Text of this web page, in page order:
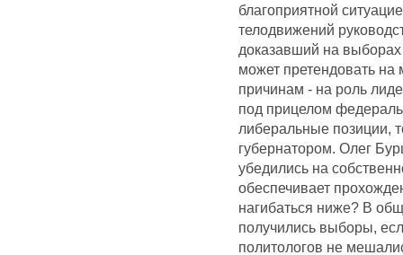
благоприятной
телодвижений
доказавший на
может претендовать на
причинам - на роль
под прицелом
либеральные позиции,
губернатором. Олег
убедились на
обеспечивает
нагибаться ниже? В
получились выборы,
политологов не